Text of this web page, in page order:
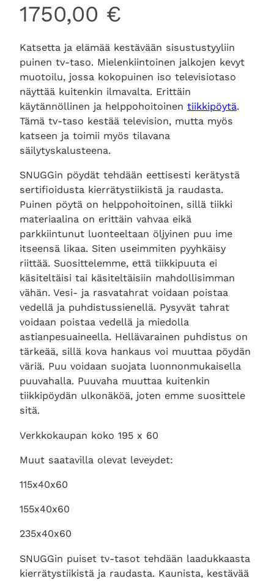
1750,00 €
Katsetta ja elämää kestävään sisustustyyliin
puinen tv-taso. Mielenkiintoinen jalkojen kevyt
muotoilu, jossa kokopuinen iso televisiotaso
näyttää kuitenkin ilmavalta. Erittäin
käytännöllinen ja helppohoitoinen tiikkipöytä.
Tämä tv-taso kestää television, mutta myös
katseen ja toimii myös tilavana
säilytyskalusteena.
SNUGGin pöydät tehdään eettisesti kerätystä
sertifioidusta kierrätystiikistä ja raudasta.
Puinen pöytä on helppohoitoinen, sillä tiikki
materiaalina on erittäin vahvaa eikä
parkkiintunut luonteeltaan öljyinen puu ime
itseensä likaa. Siten useimmiten pyyhkäisy
riittää. Suosittelemme, että tiikkipuuta ei
käsiteltäisi tai käsiteltäisiin mahdollisimman
vähän. Vesi- ja rasvatahrat voidaan poistaa
vedellä ja puhdistussienellä. Pysyvät tahrat
voidaan poistaa vedellä ja miedolla
astianpesuaineella. Hellävarainen puhdistus on
tärkeää, sillä kova hankaus voi muuttaa pöydän
väriä. Puu voidaan suojata luonnonmukaisella
puuvahalla. Puuvaha muuttaa kuitenkin
tiikkipöydän ulkonäköä, joten emme suosittele
sitä.
Verkkokaupan koko 195 x 60
Muut saatavilla olevat leveydet:
115x40x60
155x40x60
235x40x60
SNUGGin puiset tv-tasot tehdään laadukkaasta
kierrätystiikistä ja raudasta. Kaunista, kestävää